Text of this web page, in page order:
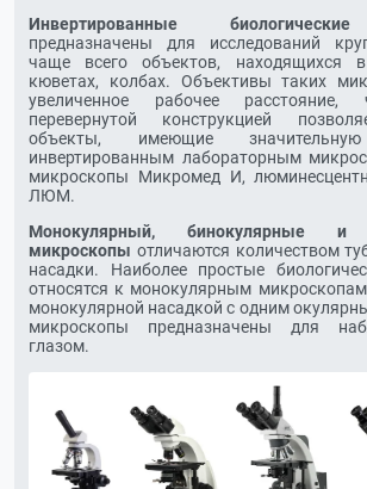
Инвертированные
предназначены для исследований
чаще всего объектов, находящихся
кюветах, колбах. Объективы таких
увеличенное рабочее
перевернутой конструкцией
объекты, имеющие
инвертированным лабораторным
микроскопы Микромед И,
ЛЮМ.
Монокулярный, бинокулярные и
микроскопы отличаются количеством
насадки. Наиболее простые
относятся к монокулярным
монокулярной насадкой с одним
микроскопы предназначены для
глазом.